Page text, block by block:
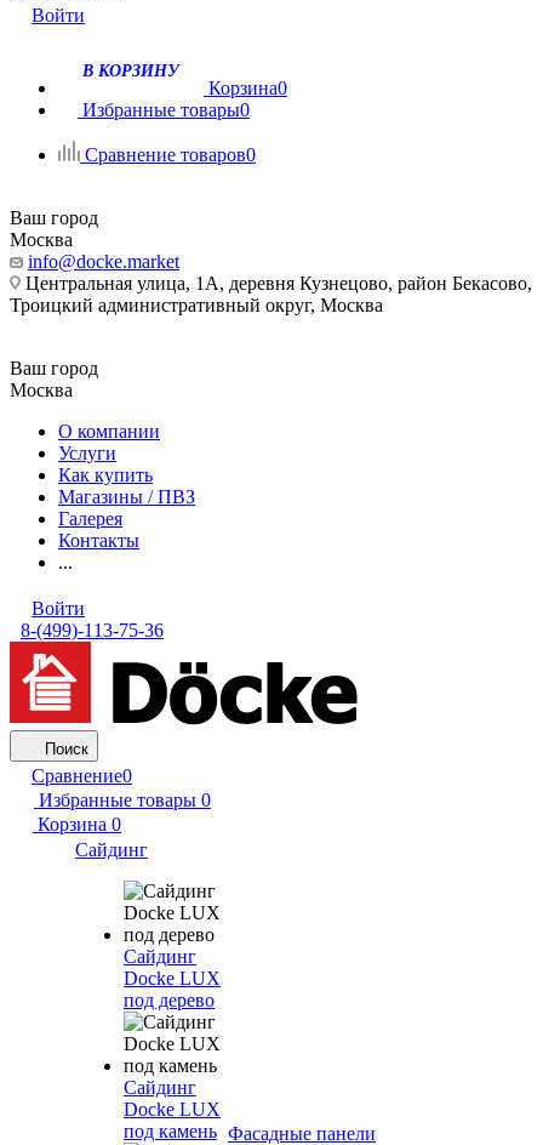
Войти
В КОРЗИНУ
Корзина0
Избранные товары0
Сравнение товаров0
Ваш город
Москва
info@docke.market
Центральная улица, 1А, деревня Кузнецово, район Бекасово,
Троицкий административный округ, Москва
Ваш город
Москва
О компании
Услуги
Как купить
Магазины / ПВЗ
Галерея
Контакты
...
Войти
8-(499)-113-75-36
Поиск
Сравнение0
Избранные товары 0
Корзина 0
Сайдинг
Сайдинг
Docke LUX
под дерево
Сайдинг
Docke LUX
под камень Фасадные панели